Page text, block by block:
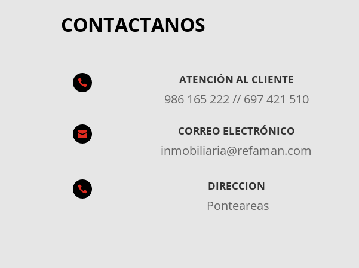
CONTACTANOS
 ATENCIÓN AL CLIENTE
986 165 222 // 697 421 510
 CORREO ELECTRÓNICO
inmobiliaria@refaman.com
 DIRECCION
Ponteareas